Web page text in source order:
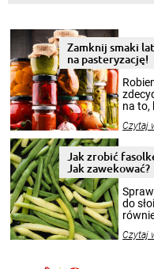
Zamknij smaki
na pasteryzację!
na to,
pełni
Czytaj
Jak zrobić
Jak zawekować?
do
nasze
Czytaj